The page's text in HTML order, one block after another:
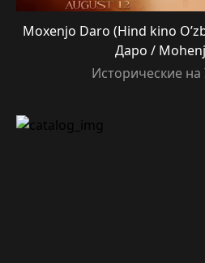
Moxenjo Daro (Hind kino
Даро /
Исторические на